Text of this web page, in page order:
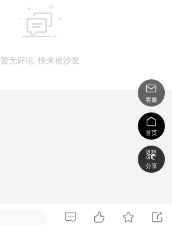

暂无评论, 快来抢沙发

客服

首页

分享
   